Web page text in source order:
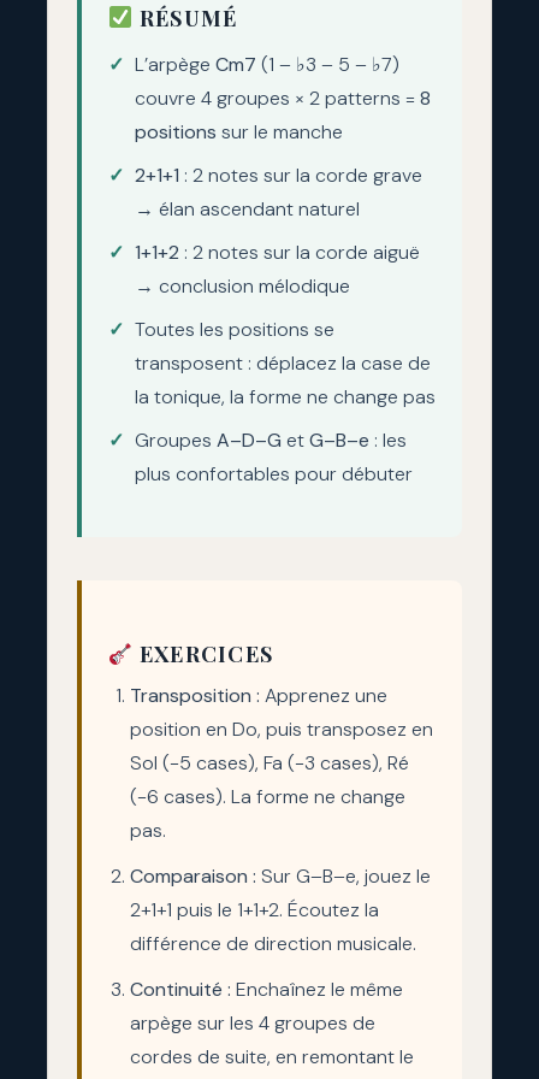
RÉSUMÉ
L’arpège Cm7 (1 – ♭3 – 5 – ♭7)
couvre 4 groupes × 2 patterns =8
positions sur le manche
2+1+1 : 2 notes sur la corde grave
→ élan ascendant naturel
1+1+2 : 2 notes sur la corde aiguë
→ conclusion mélodique
Toutes les positions se
transposent : déplacez la case de
la tonique, la forme ne change pas
Groupes A–D–G etG–B–e : les
plus confortables pour débuter
EXERCICES
Transposition : Apprenez une
position en Do, puis transposez en
Sol (−5 cases), Fa (−3 cases), Ré
(−6 cases). La forme ne change
pas.
Comparaison : Sur G–B–e, jouez le
2+1+1 puis le 1+1+2. Écoutez la
différence de direction musicale.
Continuité : Enchaînez le même
arpège sur les 4 groupes de
cordes de suite, en remontant le